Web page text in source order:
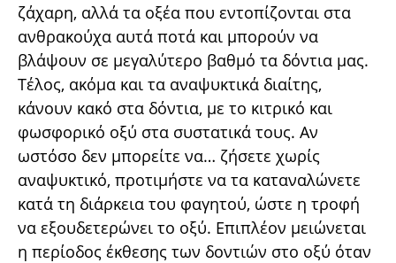
ζάχαρη, αλλά τα οξέα που εντοπίζονται στα
ανθρακούχα αυτά ποτά και μπορούν να
βλάψουν σε μεγαλύτερο βαθμό τα δόντια μας.
Τέλος, ακόμα και τα αναψυκτικά διαίτης,
κάνουν κακό στα δόντια, με το κιτρικό και
φωσφορικό οξύ στα συστατικά τους. Αν
ωστόσο δεν μπορείτε να… ζήσετε χωρίς
αναψυκτικό, προτιμήστε να τα καταναλώνετε
κατά τη διάρκεια του φαγητού, ώστε η τροφή
να εξουδετερώνει το οξύ. Επιπλέον μειώνεται
η περίοδος έκθεσης των δοντιών στο οξύ όταν